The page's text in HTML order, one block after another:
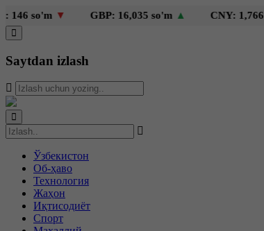
▼ GBP: 16,035 so'm▲ CNY: 1,766 so'm▲
Saytdan izlash
Ўзбекистон
Об-ҳаво
Технология
Жаҳон
Иқтисодиёт
Спорт